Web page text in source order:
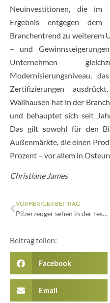
Neuinvestitionen, die im
Ergebnis entgegen dem
Branchentrend zu weiterem
– und
Unternehmen
Modernisierungsniveau,
Zertifizierungen
Wallhausen hat in der
und behauptet sich seit
Das gilt sowohl für den
Außenmärkte, die einen
Prozent – vor allem in
Christiane James
VORHERIGER BEITRAG
Pilzerzeuger sehen in der ressourcenschonenden Produktion eine Zukunft: 64. BDC-Jahrestagung Ende September in Rain am Lech
Beitrag teilen:
Facebook
Email